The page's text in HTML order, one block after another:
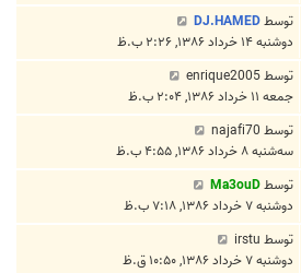
توسطDJ.HAMED
دوشنبه ۱۴ خرداد ۱۳۸۶, ۲:۲۶ ب.ظ
توسطenrique2005
جمعه ۱۱ خرداد ۱۳۸۶, ۲:۰۴ ب.ظ
توسط najafi70
سه‌شنبه ۸ خرداد ۱۳۸۶, ۴:۵۵ ب.ظ
توسطMa3ouD
دوشنبه ۷ خرداد ۱۳۸۶, ۷:۱۸ ب.ظ
توسط irstu
دوشنبه ۷ خرداد ۱۳۸۶, ۱۰:۵۰ ق.ظ